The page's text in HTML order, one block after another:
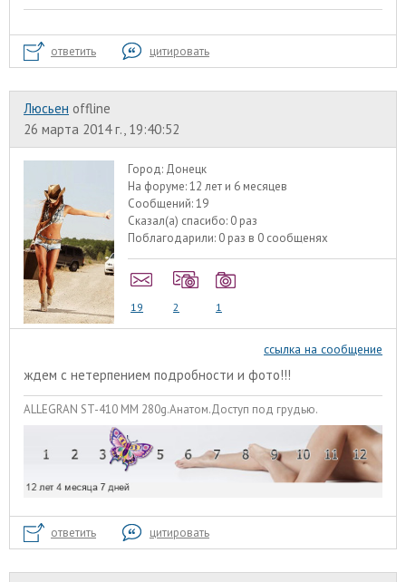
ответить цитировать
Люсьен offline
26 марта 2014 г., 19:40:52
Город: Донецк
На форуме:12 лет и 6 месяцев
Сообщений:19
Сказал(а) спасибо: 0 раз
Поблагодарили: 0 раз в 0 сообщенях
19 2 1
ссылка на сообщение
ждем с нетерпением подробности и фото!!!
ALLEGRAN ST-410 MM 280g.Анатом.Доступ под грудью.
ответить цитировать